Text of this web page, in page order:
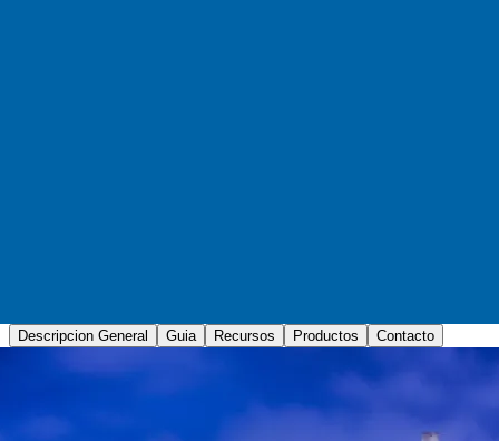
Descripcion General Guia Recursos Productos Contacto